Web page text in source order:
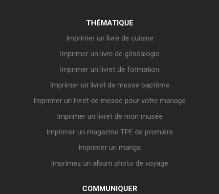
THÉMATIQUE
Imprimer un livre de cuisine
Imprimer un livre de généalogie
Imprimer un livret de formation
Imprimer un livret de messe baptême
Imprimer un livret de messe pour votre mariage
Imprimer un livret de mon musée
Imprimer un magazine TPE de première
Imprimer un manga
Imprimez un album photo de voyage
COMMUNIQUER